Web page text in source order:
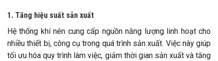
1. Tăng hiệu suất sản xuất
Hệ thống khí nén cung cấp nguồn năng lượng linh hoạt cho
nhiều thiết bị, công cụ trong quá trình sản xuất. Việc này giúp
tối ưu hóa quy trình làm việc, giảm thời gian sản xuất và tăng